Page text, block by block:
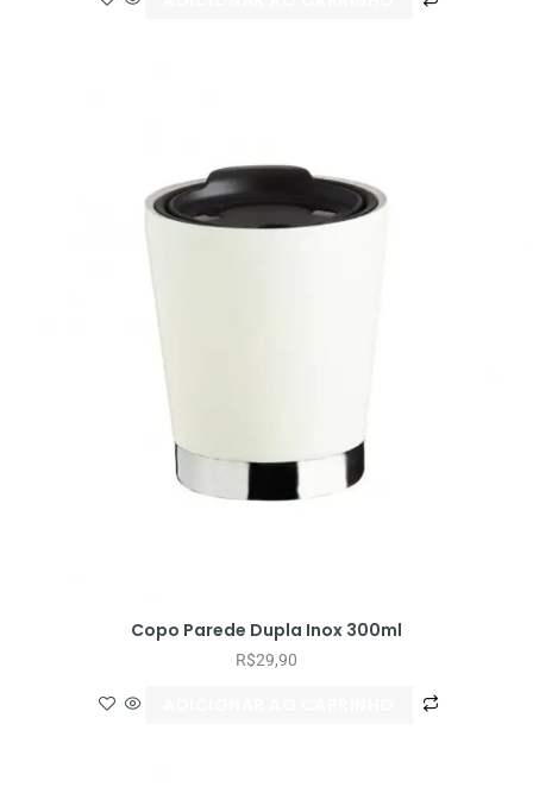
Copo Parede Dupla Inox 300ml
R$29,90